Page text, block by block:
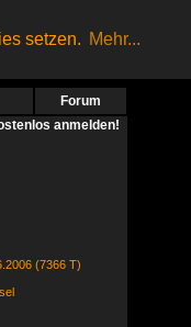
setzen. Mehr...
Forum
anmelden!
(7366 T)